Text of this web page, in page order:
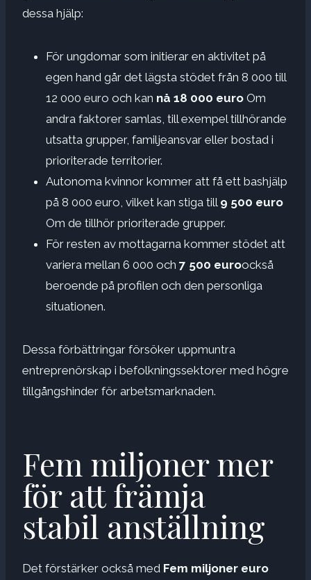
dessa hjälp:
För ungdomar som initierar en aktivitet på
egen hand går det lägsta stödet från 8 000 till
12 000 euro och kan nå 18 000 euro Om
andra faktorer samlas, till exempel tillhörande
utsatta grupper, familjeansvar eller bostad i
prioriterade territorier.
Autonoma kvinnor kommer att få ett bashjälp
på 8 000 euro, vilket kan stiga till 9 500 euro
Om de tillhör prioriterade grupper.
För resten av mottagarna kommer stödet att
variera mellan 6 000 och 7 500 euroockså
beroende på profilen och den personliga
situationen.
Dessa förbättringar försöker uppmuntra
entreprenörskap i befolkningssektorer med högre
tillgångshinder för arbetsmarknaden.
Fem miljoner mer
för att främja
stabil anställning
Det förstärker också med Fem miljoner euro